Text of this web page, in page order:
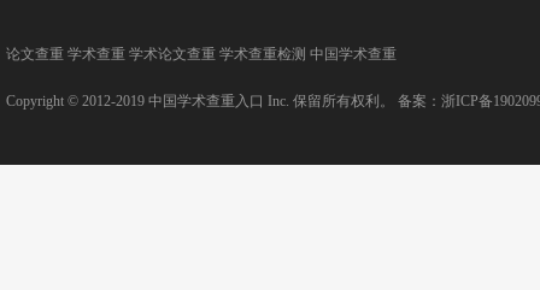
论文查重 学术查重 学术论文查重 学术查重检测 中国学术查重
Copyright © 2012-2019 中国学术查重入口 Inc. 保留所有权利。 备案： 浙ICP备